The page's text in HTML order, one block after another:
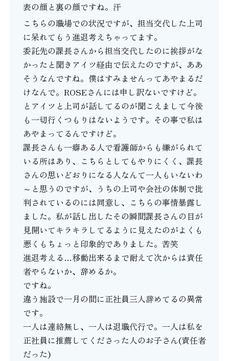
表の顔と裏の顔ですね。汗
こちらの職場での状況ですが、担当交代した上司
に呆れてもう進退考えちゃってます。
委託先の課長さんから担当交代したのに挨拶がな
かったと聞きアイツ経由で伝えたのですが、ああ
そうなんですね。僕はすみませんってあやまるだ
けなんで。ROSEさんには申し訳ないですけど。
とアイツと上司が話してるのが聞こえまして今後
も一切行くつもりはないようです。その事で私は
あやまってるんですけど。
課長さんも一癖ある人で看護師からも嫌がられて
いる所はあり、こちらとしてもやりにくく、課長
さんの思いどおりになる人なんて一人もいないわ
～と思うのですが、うちの上司や会社の体制で批
判されているのには同意し、こちらの事情暴露し
ました。私が話し出したその瞬間課長さんの目が
見開いてキラキラしてるように見えたのがよくも
悪くもちょっと印象的でありました。苦笑
進退考える…移動出来るまで耐えて次からは責任
者やらないか、辞めるか。
ですね。
違う施設で一月の間に正社員三人辞めてるの異常
です。
一人は連絡無し、一人は退職代行で。一人は私を
正社員に推薦してくださった人のお子さん(責任者
だった)